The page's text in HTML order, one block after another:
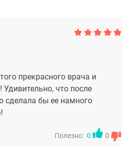
прекрасного врача и
что после
сделала бы ее намного
Полезно: 0 0